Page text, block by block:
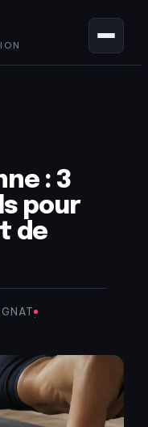
: 3
pour
de
·